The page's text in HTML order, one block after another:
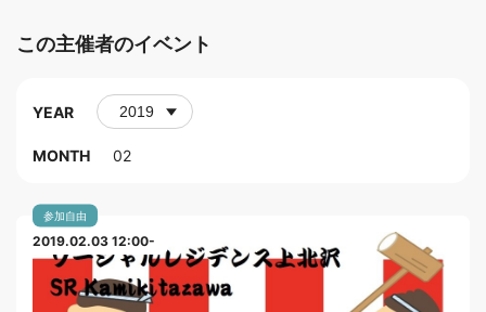
この主催者のイベント
YEAR
MONTH 02
2019.02.03 12:00-
参加自由